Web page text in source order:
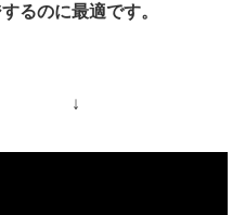
るのに最適です。